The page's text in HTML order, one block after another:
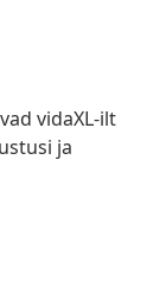
vidaXL-ilt
ja